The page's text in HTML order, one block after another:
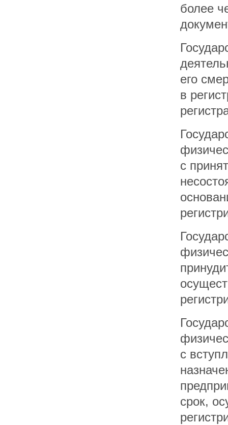
более
его
в
с
с
срок,